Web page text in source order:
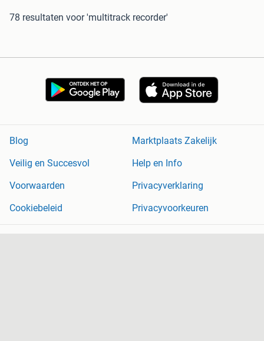
78 resultaten voor 'multitrack recorder'
Blog
Marktplaats Zakelijk
Veilig en Succesvol
Help en Info
Voorwaarden
Privacyverklaring
Cookiebeleid
Privacyvoorkeuren